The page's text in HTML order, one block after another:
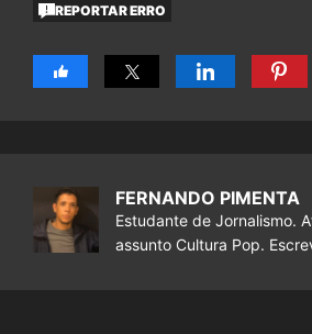
REPORTAR ERRO
FERNANDO PIMENTA
Estudante de Jornalismo.
assunto Cultura Pop.